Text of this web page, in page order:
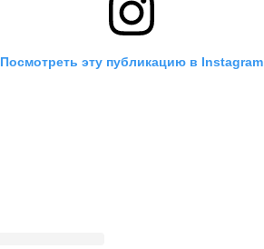
Посмотреть эту публикацию в Instagram